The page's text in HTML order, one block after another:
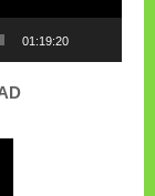
01:19:20